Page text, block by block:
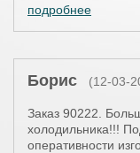
подробнее
Борис (12-03-
Заказ 90222.
холодильника!!!
оперативности